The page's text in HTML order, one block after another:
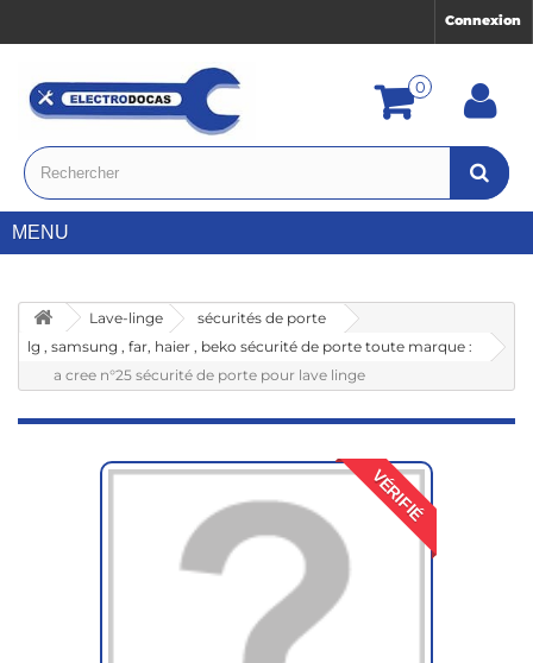
Connexion
0
MENU
Lave-linge
sécurités de porte
lg , samsung , far, haier , beko sécurité de porte toute marque :
a cree n°25 sécurité de porte pour lave linge
VÉRIFIÉ